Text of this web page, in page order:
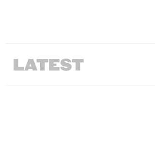
LATEST